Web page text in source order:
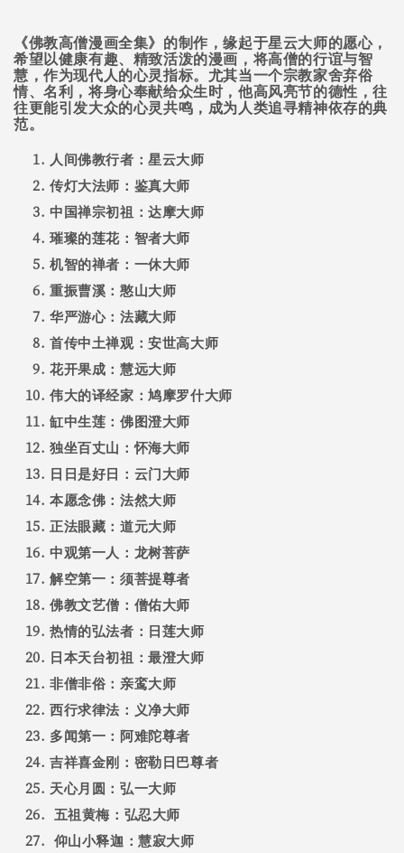
《佛教高僧漫画全集》的制作，缘起于星云大师的愿心，
希望以健康有趣、精致活泼的漫画，将高僧的行谊与智
慧，作为现代人的心灵指标。尤其当一个宗教家舍弃俗
情、名利，将身心奉献给众生时，他高风亮节的德性，往
往更能引发大众的心灵共鸣，成为人类追寻精神依存的典
范。
人间佛教行者：星云大师
传灯大法师：鉴真大师
中国禅宗初祖：达摩大师
璀璨的莲花：智者大师
机智的禅者：一休大师
重振曹溪：憨山大师
华严游心：法藏大师
首传中土禅观：安世高大师
花开果成：慧远大师
伟大的译经家：鸠摩罗什大师
缸中生莲：佛图澄大师
独坐百丈山：怀海大师
日日是好日：云门大师
本愿念佛：法然大师
正法眼藏：道元大师
中观第一人：龙树菩萨
解空第一：须菩提尊者
佛教文艺僧：僧佑大师
热情的弘法者：日莲大师
日本天台初祖：最澄大师
非僧非俗：亲鸾大师
西行求律法：义净大师
多闻第一：阿难陀尊者
吉祥喜金刚：密勒日巴尊者
天心月圆：弘一大师
五祖黄梅：弘忍大师
仰山小释迦：慧寂大师